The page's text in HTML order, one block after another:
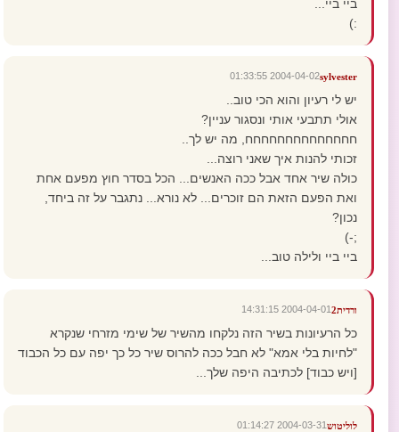
ביי ביי...
:)
sylvester
2004-04-02 01:33:55
יש לי רעיון והוא הכי טוב..
אולי תתבעי אותי ונסגור עניין?
חחחחחחחחחחחחחח, מה יש לך..
זכותי להנות איך שאני רוצה...
כולה שיר אחד אבל ככה האנשים... הכל בסדר חוץ מפעם אחת
ואת הפעם הזאת הם זוכרים... לא נורא... נתגבר על זה ביחד,
נכון?
;-)
ביי ביי ולילה טוב...
ורדית2 2004-04-01 14:31:15
כל הרעיונות בשיר הזה נלקחו מהשיר של שימי מזרחי שנקרא
"לחיות בלי אמא" לא חבל ככה להרוס שיר כל כך יפה עם כל הכבוד
[ויש כבוד] לכתיבה היפה שלך...
לוליטוש2004-03-31 01:14:27